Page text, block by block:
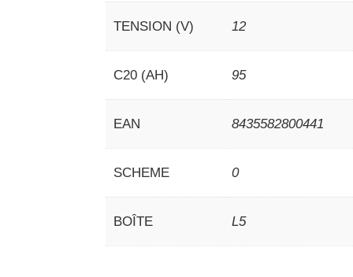
TENSION (V) 12
C20 (AH) 95
EAN 8435582800441
SCHEME 0
BOÎTE L5